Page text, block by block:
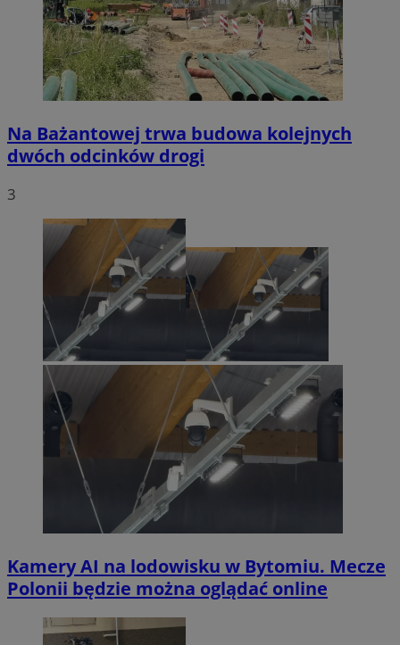
Na Bażantowej trwa budowa kolejnych
dwóch odcinków drogi
3
Kamery AI na lodowisku w Bytomiu. Mecze
Polonii będzie można oglądać online